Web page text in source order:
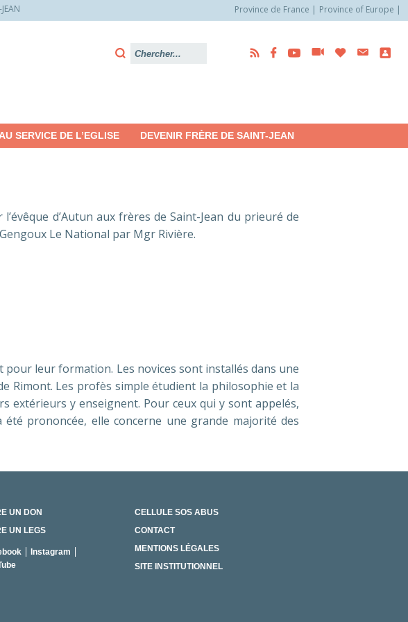
Province de France
Province of Europe
AU SERVICE DE L’EGLISE DEVENIR FRÈRE DE SAINT-JEAN
d’Autun aux frères de Saint-Jean du prieuré de
Le National par Mgr Rivière.
pour leur formation. Les novices sont installés dans une
Rimont. Les profès simple étudient la philosophie et la
extérieurs y enseignent. Pour ceux qui y sont appelés,
prononcée, elle concerne une grande majorité des
UN DON
UN LEGS
RÉSEAUX SOCIAUX
Instagram
CELLULE SOS ABUS
CONTACT
MENTIONS LÉGALES
SITE INSTITUTIONNEL